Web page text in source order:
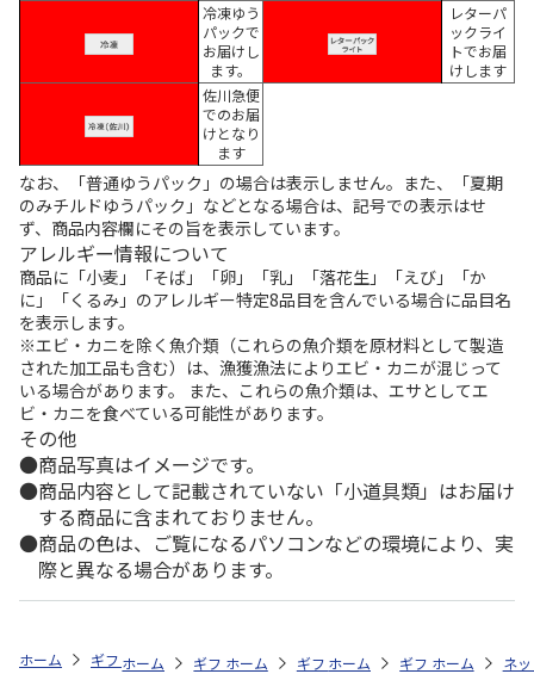
冷凍ゆう
パックで
お届けし
ます。
レターパ
ックライ
トでお届
けします
佐川急便
でのお届
けとなり
ます
なお、「普通ゆうパック」の場合は表示しません。また、「夏期
のみチルドゆうパック」などとなる場合は、記号での表示はせ
ず、商品内容欄にその旨を表示しています。
アレルギー情報について
商品に「小麦」「そば」「卵」「乳」「落花生」「えび」「か
に」「くるみ」のアレルギー特定8品目を含んでいる場合に品目名
を表示します。
※エビ・カニを除く魚介類（これらの魚介類を原材料として製造
された加工品も含む）は、漁獲漁法によりエビ・カニが混じって
いる場合があります。 また、これらの魚介類は、エサとしてエ
ビ・カニを食べている可能性があります。
その他
商品写真はイメージです。
商品内容として記載されていない「小道具類」はお届け
する商品に含まれておりません。
商品の色は、ご覧になるパソコンなどの環境により、実
際と異なる場合があります。
ホーム ギフトストア お中元・夏ギフト特集 2026 日用品 ＜お中
ホーム ギフトストア お中元・夏ギフト特集 2026
ホーム ギフトストア お中元・夏ギフト
ホーム ギフトストア お
ホーム ネ